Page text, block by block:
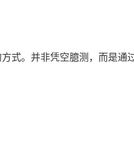
式。并非凭空臆测，而是通